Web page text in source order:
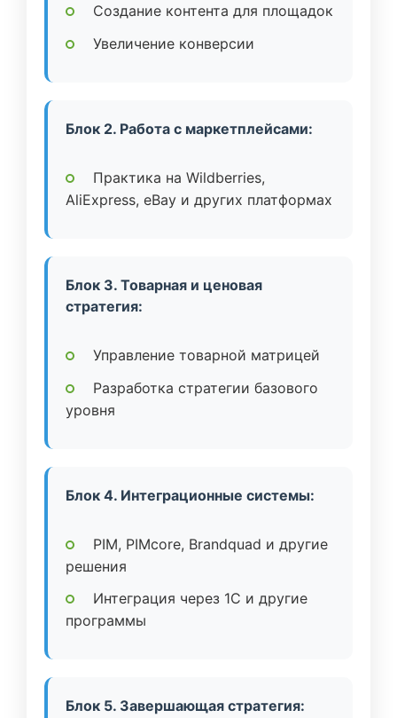
Создание контента для площадок
Увеличение конверсии
Блок 2. Работа с маркетплейсами:
Практика на Wildberries,
AliExpress, eBay и других платформах
Блок 3. Товарная и ценовая
стратегия:
Управление товарной матрицей
Разработка стратегии базового
уровня
Блок 4. Интеграционные системы:
PIM, PIMcore, Brandquad и другие
решения
Интеграция через 1C и другие
программы
Блок 5. Завершающая стратегия: